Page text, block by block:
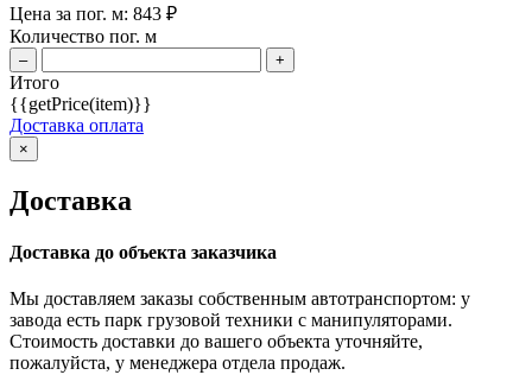
Цена за пог. м: 843 ₽
Количество пог. м
– +
Итого
{{getPrice(item)}}
Доставка оплата
×
Доставка
Доставка до объекта заказчика
Мы доставляем заказы собственным автотранспортом: у
завода есть парк грузовой техники с манипуляторами.
Стоимость доставки до вашего объекта уточняйте,
пожалуйста, у менеджера отдела продаж.